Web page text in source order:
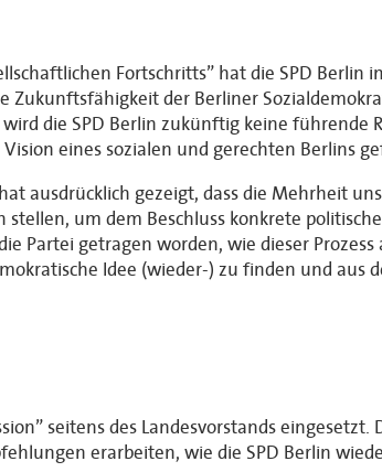
Fortschritts” hat die SPD Berlin
der Berliner
die SPD Berlin zukünftig keine führende
eines sozialen und gerechten Berlins
ausdrücklich gezeigt, dass die Mehrheit
um dem Beschluss konkrete
Partei getragen worden, wie dieser Prozess
Idee (wieder-) zu finden und aus
seitens des Landesvorstands eingesetzt.
erarbeiten, wie die SPD Berlin